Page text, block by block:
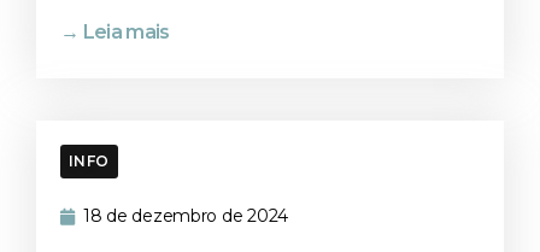
→ Leia mais
INFO
18 de dezembro de 2024